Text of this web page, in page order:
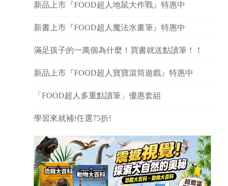
新品上市『FOOD超人地鼠大作戰』特惠中
新書上市『FOOD超人魔法水畫筆』特惠中
滿足孩子的一萬個為什麼！買書就送點讀筆！！
新品上市『FOOD超人寶寶滾筒遊戲』特惠中
「FOOD超人多重點讀筆」優惠套組
學習來就補!任選75折!